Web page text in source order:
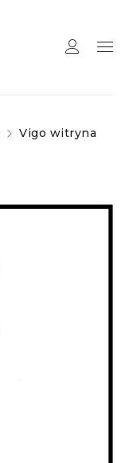
Vigo witryna